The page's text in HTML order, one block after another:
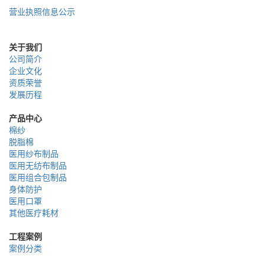
营业执照信息公示
关于我们
公司简介
企业文化
资质荣誉
发展历程
产品中心
棉纱
脱脂棉
医用纱布制品
医用无纺布制品
医用组合包制品
身体防护
医用口罩
其他医疗耗材
工程案例
案例分类